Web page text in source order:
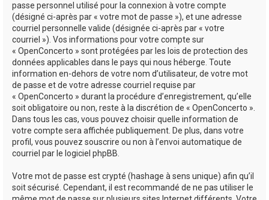
passe personnel utilisé pour la connexion à votre compte
(désigné ci-après par « votre mot de passe »), et une adresse
courriel personnelle valide (désignée ci-après par « votre
courriel »). Vos informations pour votre compte sur
« OpenConcerto » sont protégées par les lois de protection des
données applicables dans le pays qui nous héberge. Toute
information en-dehors de votre nom d’utilisateur, de votre mot
de passe et de votre adresse courriel requise par
« OpenConcerto » durant la procédure d’enregistrement, qu’elle
soit obligatoire ou non, reste à la discrétion de « OpenConcerto ».
Dans tous les cas, vous pouvez choisir quelle information de
votre compte sera affichée publiquement. De plus, dans votre
profil, vous pouvez souscrire ou non à l’envoi automatique de
courriel par le logiciel phpBB.
Votre mot de passe est crypté (hashage à sens unique) afin qu’il
soit sécurisé. Cependant, il est recommandé de ne pas utiliser le